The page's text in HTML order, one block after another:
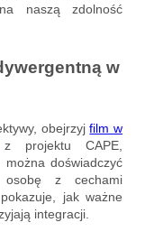
naszą zdolność
w
obejrzyjfilm w
projektu CAPE,
doświadczyć
osobę z cechami
jak ważne
integracji.